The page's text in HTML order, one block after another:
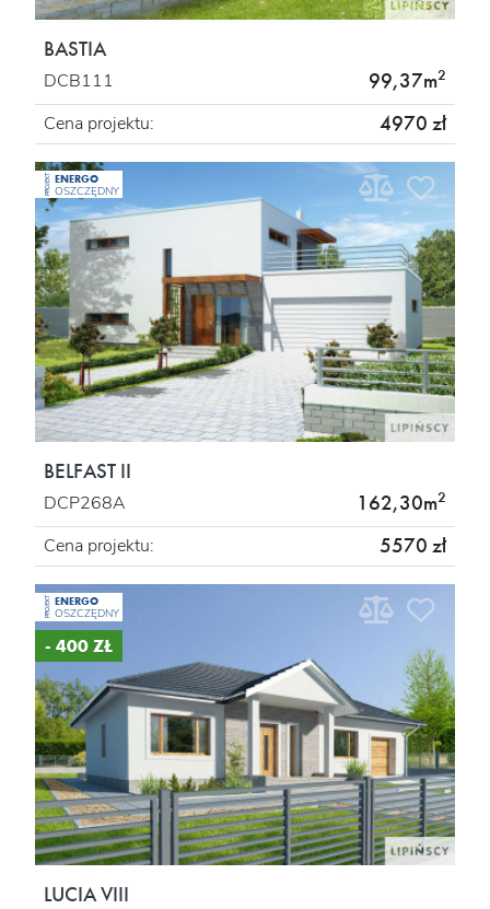
BASTIA
DCB111 99,37m2
Cena projektu: 4970 zł
PROJEKT ENERGO
OSZCZĘDNY
BELFAST II
DCP268A 162,30m2
Cena projektu: 5570 zł
PROJEKT ENERGO
OSZCZĘDNY
- 400 ZŁ
LUCIA VIII